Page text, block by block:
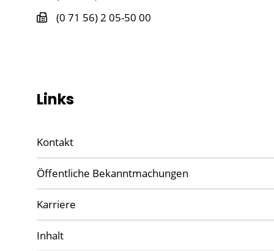
(0 71 56) 2 05-50 00
Links
Kontakt
Öffentliche Bekanntmachungen
Karriere
Inhalt